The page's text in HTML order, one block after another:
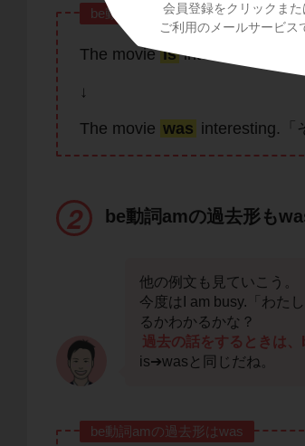
会員登録をクリックまた
ご利用のメールサービ
be動詞isの過去形はwas
The movieisinteresting.「そ
↓
The movie was interesting.「
be動詞amの過去形も
他の例文も見ていこう。
今度はI am busy.「わた
るかわかるかな？
過去の話をするときは
is➔wasと同じだね。
be動詞amの過去形はwas